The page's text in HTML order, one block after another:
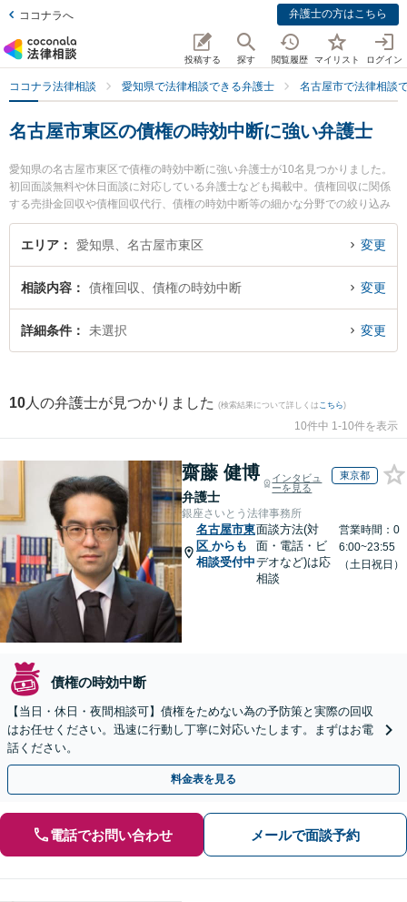
ココナラへ 弁護士の方はこちら
投稿する 探す 閲覧履歴 マイリスト ログイン
ココナラ法律相談 愛知県で法律相談できる弁護士 名古屋市で法律相談
名古屋市東区の債権の時効中断に強い弁護士
愛知県の名古屋市東区で債権の時効中断に強い弁護士が10名見つかりました。
初回面談無料や休日面談に対応している弁護士なども掲載中。債権回収に関係
する売掛金回収や債権回収代行、債権の時効中断等の細かな分野での絞り込み
検索もでき便利です。特にたいよう法律事務所の松山 健弁護士や伊藤幸紀法律
事務所の伊藤 幸紀弁護士、河村法律事務所の河村 潔俊弁護士のプロフィール情
の時効中断のトラブル解決の実績豊富な近くの弁護士を検索したい』『初回相
談無料で債権の時効中断を法律相談できる名古屋市東区内の弁護士に相談予約
したい』などでお困りの相談者さんにおすすめです。
エリア 愛知県、名古屋市東区 変更
相談内容 債権回収、債権の時効中断 変更
詳細条件 未選択 変更
10 人の弁護士が見つかりました (検索結果について詳しくは こちら)
10件中 1-10件を表示
齋藤 健博
弁護士
インタビュ
ーを見る
東京都
銀座さいとう法律事務所
名古屋市東
区 からも
相談受付中
面談方法(対
面・電話・ビ
デオなど)は応
相談
営業時間：0
6:00~23:55
（土日祝日）
債権の時効中断
【当日・休日・夜間相談可】債権をためない為の予防策と実際の回収
はお任せください。迅速に行動し丁寧に対応いたします。まずはお電
話ください。
料金表を見る
電話でお問い合わせ メールで面談予約